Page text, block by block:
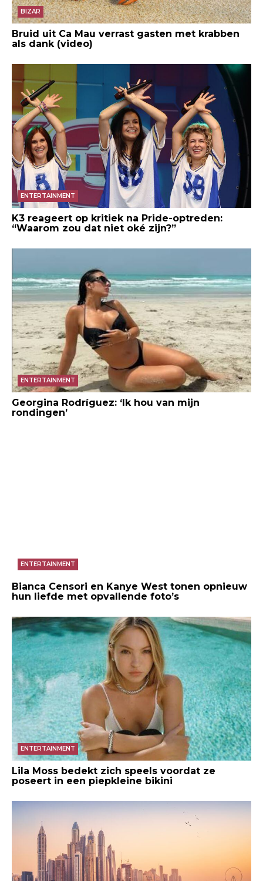
BIZAR
Bruid uit Ca Mau verrast gasten met krabben
als dank (video)
ENTERTAINMENT
K3 reageert op kritiek na Pride-optreden:
“Waarom zou dat niet oké zijn?”
ENTERTAINMENT
Georgina Rodríguez: ‘Ik hou van mijn
rondingen’
ENTERTAINMENT
Bianca Censori en Kanye West tonen opnieuw
hun liefde met opvallende foto’s
ENTERTAINMENT
Lila Moss bedekt zich speels voordat ze
poseert in een piepkleine bikini